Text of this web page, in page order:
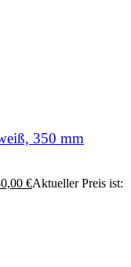
350 mm
€Aktueller Preis ist: